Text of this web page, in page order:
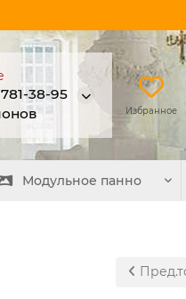
38-95
Избранное
Модульное панно